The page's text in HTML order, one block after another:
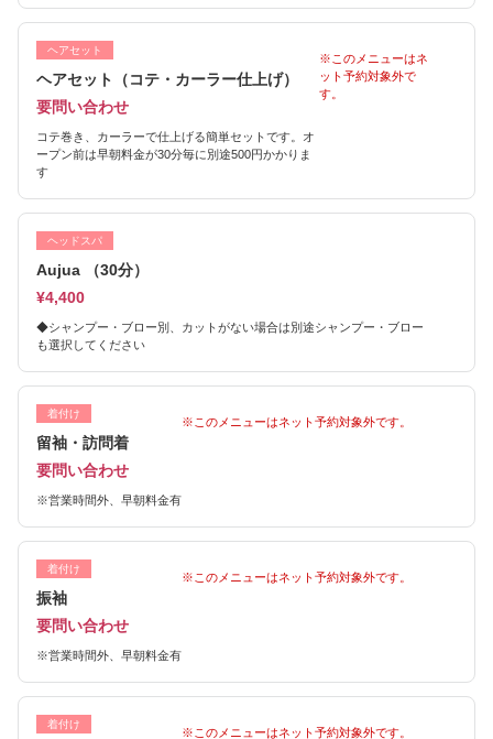
ヘアセット
ヘアセット（コテ・カーラー仕上げ）
要問い合わせ
コテ巻き、カーラーで仕上げる簡単セットです。オ
ープン前は早朝料金が30分毎に別途500円かかりま
す
※このメニューはネ
ット予約対象外で
す。
ヘッドスパ
Aujua （30分）
¥4,400
◆シャンプー・ブロー別、カットがない場合は別途シャンプー・ブロー
も選択してください
着付け
留袖・訪問着
要問い合わせ
※営業時間外、早朝料金有
※このメニューはネット予約対象外です。
着付け
振袖
要問い合わせ
※営業時間外、早朝料金有
※このメニューはネット予約対象外です。
着付け
※このメニューはネット予約対象外です。